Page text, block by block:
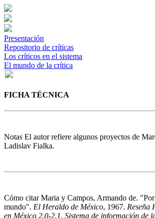
Presentación
Repositorio de críticas
Los críticos en el sistema
El mundo de la crítica
FICHA TÉCNICA
Notas El autor refiere algunos proyectos de
Ladislav Fialka.
Cómo citarMaria y Campos, Armando de.
mundo". El Heraldo de México, 1967. Reseña
en México 2.0-2.1. Sistema de información de